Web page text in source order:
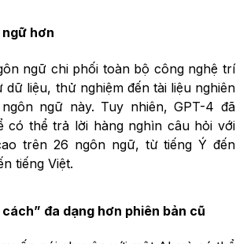
ngữ hơn
ngữ chi phối toàn bộ công nghệ trí
dữ liệu, thử nghiệm đến tài liệu nghiên
ngữ này. Tuy nhiên, GPT-4 đã
có thể trả lời hàng nghìn câu hỏi với
trên 26 ngôn ngữ, từ tiếng Ý đến
tiếng Việt.
đa dạng hơn phiên bản cũ